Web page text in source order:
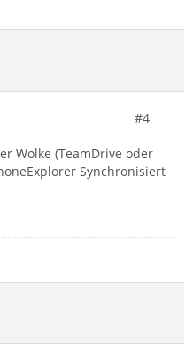
#4
Wolke (TeamDrive oder
Synchronisiert